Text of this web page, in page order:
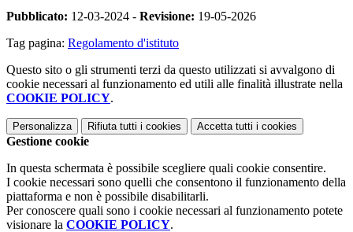
Pubblicato: 12-03-2024 - Revisione: 19-05-2026
Tag pagina: Regolamento d'istituto
Questo sito o gli strumenti terzi da questo utilizzati si avvalgono di
cookie necessari al funzionamento ed utili alle finalità illustrate nella
COOKIE POLICY.
Personalizza Rifiuta tutti i cookies Accetta tutti i cookies
Gestione cookie
In questa schermata è possibile scegliere quali cookie consentire.
I cookie necessari sono quelli che consentono il funzionamento della
piattaforma e non è possibile disabilitarli.
Per conoscere quali sono i cookie necessari al funzionamento potete
visionare la COOKIE POLICY.